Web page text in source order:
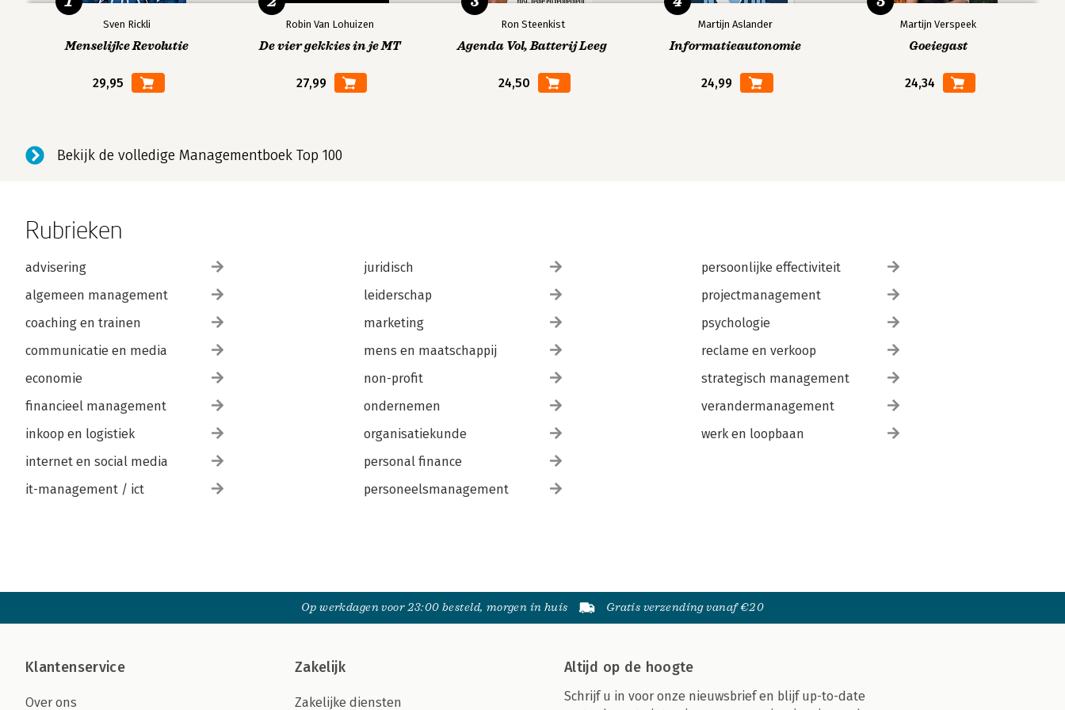
Sven Rickli
Menselijke Revolutie
29,95
Robin Van Lohuizen
De vier gekkies in je MT
27,99
Ron Steenkist
Agenda Vol, Batterij Leeg
24,50
Martijn Aslander
Informatieautonomie
24,99
Martijn Verspeek
Goeiegast
24,34
Bekijk de volledige Managementboek Top 100
Rubrieken
advisering
algemeen management
coaching en trainen
communicatie en media
economie
financieel management
inkoop en logistiek
internet en social media
it-management / ict
juridisch
leiderschap
marketing
mens en maatschappij
non-profit
ondernemen
organisatiekunde
personal finance
personeelsmanagement
persoonlijke effectiviteit
projectmanagement
psychologie
reclame en verkoop
strategisch management
verandermanagement
werk en loopbaan
Op werkdagen voor 23:00 besteld, morgen in huis Gratis verzending vanaf €20
Klantenservice
Over ons
Zakelijk
Zakelijke diensten
Altijd op de hoogte
Schrijf u in voor onze nieuwsbrief en blijf up-to-date